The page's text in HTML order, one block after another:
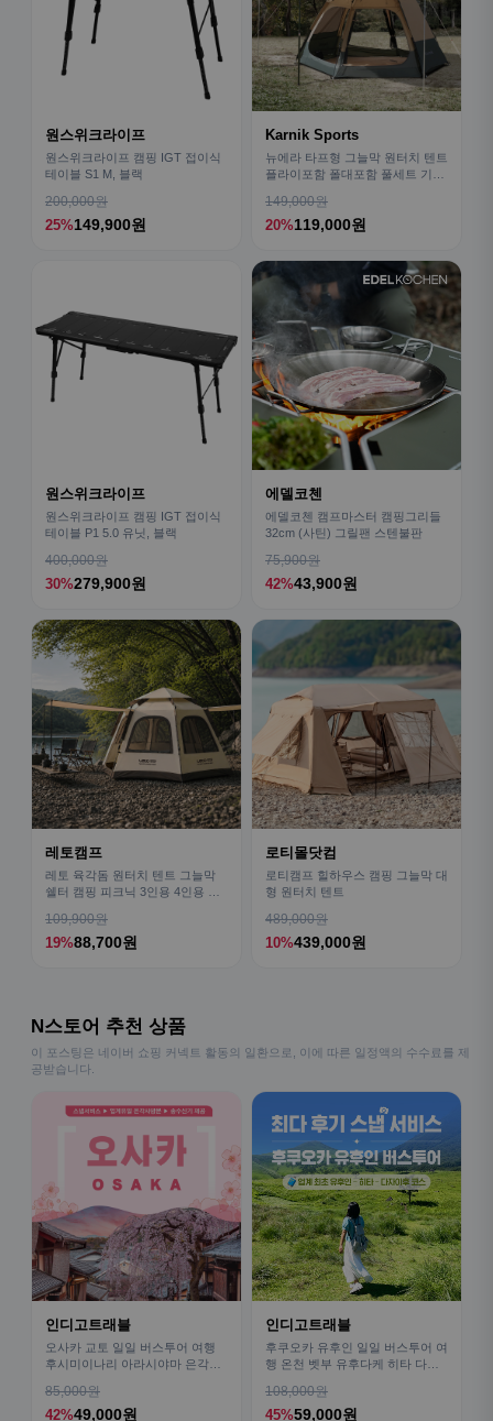
원스위크라이프
원스위크라이프 캠핑 IGT 접이식
테이블 S1 M, 블랙
200,000원
25%149,900원
Karnik Sports
뉴에라 타프형 그늘막 원터치 텐트
플라이포함 폴대포함 풀세트 기본
149,000원
20%119,000원
원스위크라이프
원스위크라이프 캠핑 IGT 접이식
테이블 P1 5.0 유닛, 블랙
400,000원
30%279,900원
에델코첸
에델코첸 캠프마스터 캠핑그리들
32cm (사틴) 그릴팬 스텐불판
75,900원
42%43,900원
레토캠프
레토 육각돔 원터치 텐트 그늘막
쉘터 캠핑 피크닉 3인용 4인용 패
109,900원
19%88,700원
로티몰닷컴
로티캠프 힐하우스 캠핑 그늘막 대
형 원터치 텐트
489,000원
10%439,000원
N스토어 추천 상품
이 포스팅은 네이버 쇼핑 커넥트 활동의 일환으로, 이에 따른 일정액의 수수료를 제
공받습니다.
인디고트래블
오사카 교토 일일 버스투어 여행
후시미이나리 아라시야마 은각사
85,000원
42%49,000원
인디고트래블
후쿠오카 유후인 일일 버스투어 여
행 온천 벳부 유후다케 히타 다자
108,000원
45%59,000원